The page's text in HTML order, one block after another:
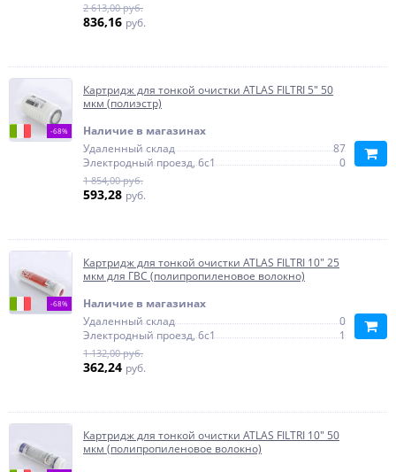
2 613,00 руб.
836,16 руб.
-68%
Картридж для тонкой очистки ATLAS FILTRI 5" 50
мкм (полиэстр)
Наличие в магазинах
Удаленный склад
87
Электродный проезд, 6с1
0
1 854,00 руб.
593,28 руб.
-68%
Картридж для тонкой очистки ATLAS FILTRI 10" 25
мкм для ГВС (полипропиленовое волокно)
Наличие в магазинах
Удаленный склад
0
Электродный проезд, 6с1
1
1 132,00 руб.
362,24 руб.
Картридж для тонкой очистки ATLAS FILTRI 10" 50
мкм (полипропиленовое волокно)